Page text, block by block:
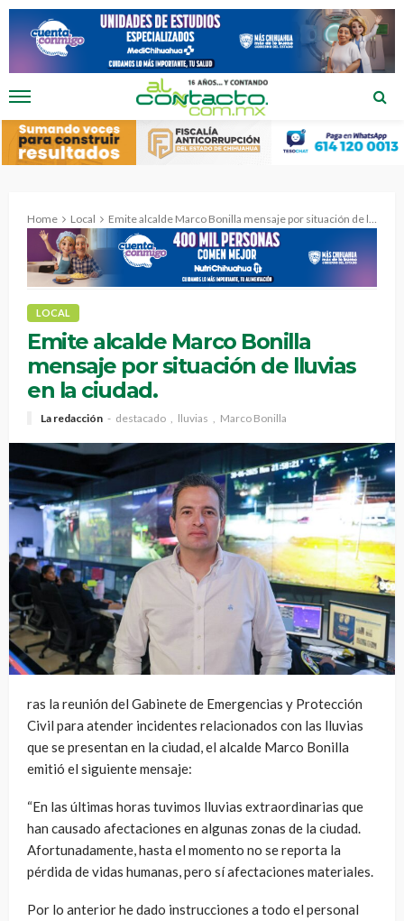
Home Local Emite alcalde Marco Bonilla mensaje por situación de lluvias en la ciudad.
LOCAL
Emite alcalde Marco Bonilla
mensaje por situación de lluvias
en la ciudad.
La redacción destacado lluvias Marco Bonilla
ras la reunión del Gabinete de Emergencias y Protección
Civil para atender incidentes relacionados con las lluvias
que se presentan en la ciudad, el alcalde Marco Bonilla
emitió el siguiente mensaje:
“En las últimas horas tuvimos lluvias extraordinarias que
han causado afectaciones en algunas zonas de la ciudad.
Afortunadamente, hasta el momento no se reporta la
pérdida de vidas humanas, pero sí afectaciones materiales.
Por lo anterior he dado instrucciones a todo el personal